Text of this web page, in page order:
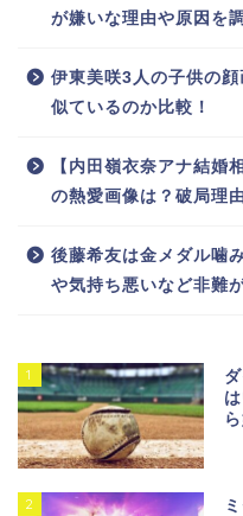
が嫌いな理由や原因を
伊東美咲3人の子供の
似ているのか比較！
【内田嶺衣奈アナ結婚
の熱愛画像は？破局理
後藤希友は金メダル噛
や気持ち悪いなど非難
1
2